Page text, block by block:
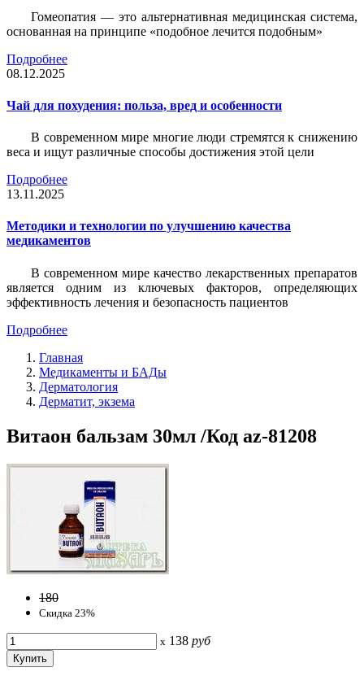
Гомеопатия — это альтернативная медицинская система,
основанная на принципе «подобное лечится подобным»
Подробнее
08.12.2025
Чай для похудения: польза, вред и особенности
В современном мире многие люди стремятся к снижению
веса и ищут различные способы достижения этой цели
Подробнее
13.11.2025
Методики и технологии по улучшению качества
медикаментов
В современном мире качество лекарственных препаратов
является одним из ключевых факторов, определяющих
эффективность лечения и безопасность пациентов
Подробнее
Главная
Медикаменты и БАДы
Дерматология
Дерматит, экзема
Витаон бальзам 30мл /Код az-81208
180
Скидка 23%
x 138 руб